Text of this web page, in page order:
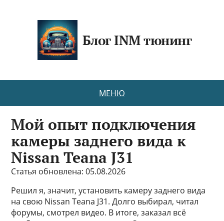
Блог INM тюнинг
МЕНЮ
Мой опыт подключения
камеры заднего вида к
Nissan Teana J31
Статья обновлена: 05.08.2026
Решил я, значит, установить камеру заднего вида
на свою Nissan Teana J31. Долго выбирал, читал
форумы, смотрел видео. В итоге, заказал всё